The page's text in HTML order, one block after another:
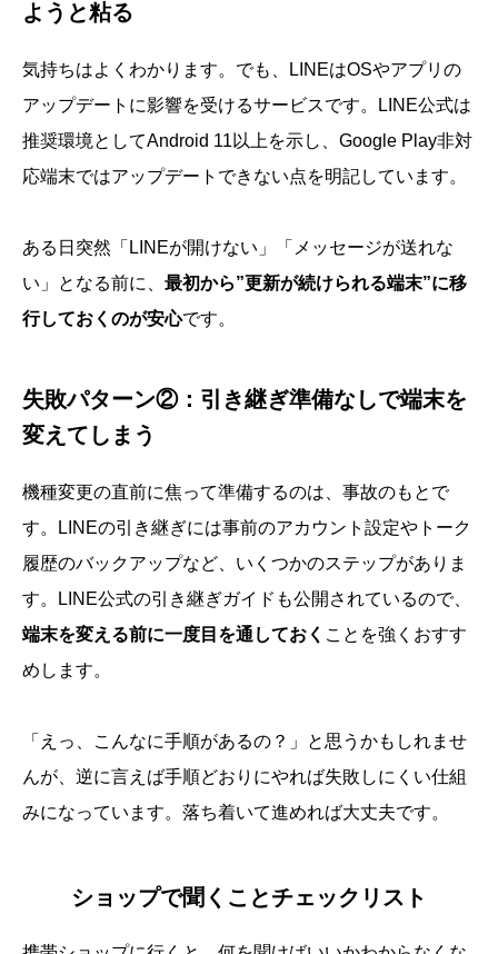
ようと粘る
気持ちはよくわかります。でも、LINEはOSやアプリの
アップデートに影響を受けるサービスです。LINE公式は
推奨環境としてAndroid 11以上を示し、Google Play非対
応端末ではアップデートできない点を明記しています。
ある日突然「LINEが開けない」「メッセージが送れな
い」となる前に、 最初から”更新が続けられる端末”に移
行しておくのが安心です。
失敗パターン②：引き継ぎ準備なしで端末を
変えてしまう
機種変更の直前に焦って準備するのは、事故のもとで
す。LINEの引き継ぎには事前のアカウント設定やトーク
履歴のバックアップなど、いくつかのステップがありま
す。LINE公式の引き継ぎガイドも公開されているので、
端末を変える前に一度目を通しておく ことを強くおすす
めします。
「えっ、こんなに手順があるの？」と思うかもしれませ
んが、逆に言えば手順どおりにやれば失敗しにくい仕組
みになっています。落ち着いて進めれば大丈夫です。
ショップで聞くことチェックリスト